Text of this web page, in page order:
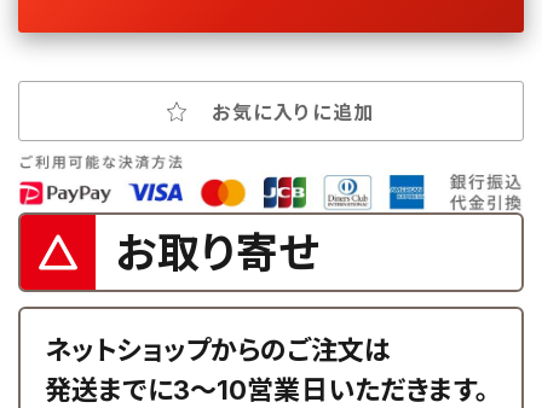
お気に入りに追加
お取り寄せ
ネットショップからのご注文は
発送までに3～10営業日いただきます。